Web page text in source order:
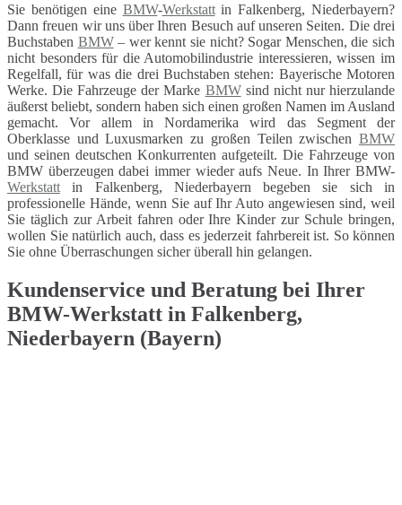
Sie benötigen eine BMW-Werkstattin Falkenberg, Niederbayern?
Dann freuen wir uns über Ihren Besuch auf unseren Seiten. Die drei
Buchstaben BMW– wer kennt sie nicht? Sogar Menschen, die sich
nicht besonders für die Automobilindustrie interessieren, wissen im
Regelfall, für was die drei Buchstaben stehen: Bayerische Motoren
Werke. Die Fahrzeuge der Marke BMWsind nicht nur hierzulande
äußerst beliebt, sondern haben sich einen großen Namen im Ausland
gemacht. Vor allem in Nordamerika wird das Segment der
Oberklasse und Luxusmarken zu großen Teilen zwischen BMW
und seinen deutschen Konkurrenten aufgeteilt. Die Fahrzeuge von
BMW überzeugen dabei immer wieder aufs Neue. In Ihrer BMW-
Werkstatt in Falkenberg, Niederbayern begeben sie sich in
professionelle Hände, wenn Sie auf Ihr Auto angewiesen sind, weil
Sie täglich zur Arbeit fahren oder Ihre Kinder zur Schule bringen,
wollen Sie natürlich auch, dass es jederzeit fahrbereit ist. So können
Sie ohne Überraschungen sicher überall hin gelangen.
Kundenservice und Beratung bei Ihrer
BMW-Werkstatt in Falkenberg,
Niederbayern (Bayern)